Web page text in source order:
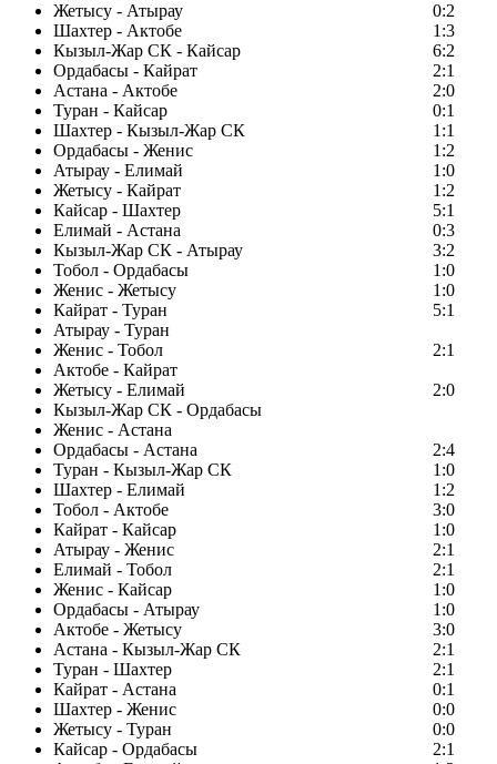
Жетысу - Атырау
0:2
Шахтер - Актобе
1:3
Кызыл-Жар СК - Кайсар
6:2
Ордабасы - Кайрат
2:1
Астана - Актобе
2:0
Туран - Кайсар
0:1
Шахтер - Кызыл-Жар СК
1:1
Ордабасы - Женис
1:2
Атырау - Елимай
1:0
Жетысу - Кайрат
1:2
Кайсар - Шахтер
5:1
Елимай - Астана
0:3
Кызыл-Жар СК - Атырау
3:2
Тобол - Ордабасы
1:0
Женис - Жетысу
1:0
Кайрат - Туран
5:1
Атырау - Туран
Женис - Тобол
2:1
Актобе - Кайрат
Жетысу - Елимай
2:0
Кызыл-Жар СК - Ордабасы
Женис - Астана
Ордабасы - Астана
2:4
Туран - Кызыл-Жар СК
1:0
Шахтер - Елимай
1:2
Тобол - Актобе
3:0
Кайрат - Кайсар
1:0
Атырау - Женис
2:1
Елимай - Тобол
2:1
Женис - Кайсар
1:0
Ордабасы - Атырау
1:0
Актобе - Жетысу
3:0
Астана - Кызыл-Жар СК
2:1
Туран - Шахтер
2:1
Кайрат - Астана
0:1
Шахтер - Женис
0:0
Жетысу - Туран
0:0
Кайсар - Ордабасы
2:1